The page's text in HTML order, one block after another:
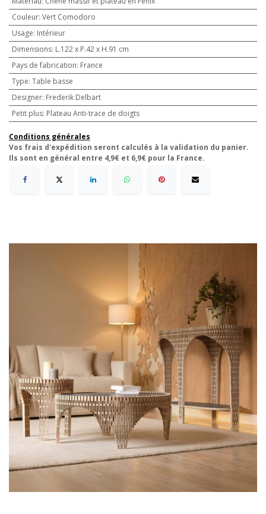
Couleur: Vert Comodoro
Usage: Intérieur
Dimensions: L.122 x P.42 x H.91 cm
Pays de fabrication: France
Type: Table basse
Designer: Frederik Delbart
Petit plus: Plateau Anti-trace de doigts
Conditions générales
Vos frais d'expédition seront calculés à la validation du panier.
Ils sont en général entre 4,9€ et 6,9€ pour la France.